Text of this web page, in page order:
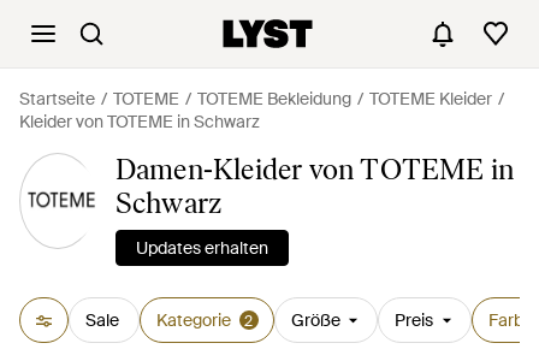
Startseite TOTEME TOTEME Bekleidung
TOTEME Kleider
Kleider von TOTEME in Schwarz
Damen-Kleider von TOTEME in
Schwarz
Updates erhalten
Sale Kategorie 2 Größe Preis Farbe